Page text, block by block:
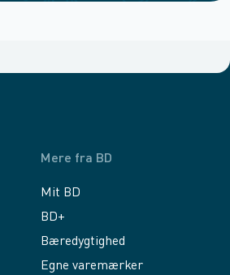
Mere fra BD
Mit BD
BD+
Bæredygtighed
Egne varemærker